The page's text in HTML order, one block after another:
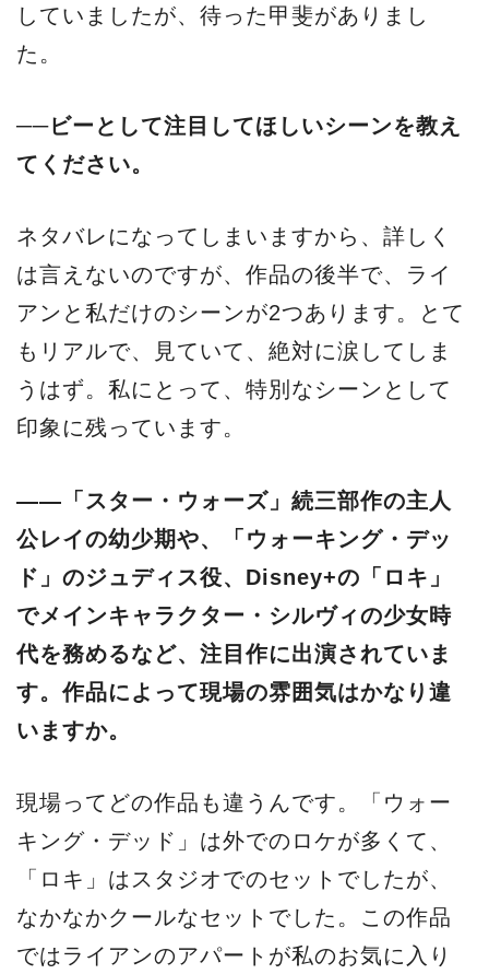
していましたが、待った甲斐がありまし
た。
──ビーとして注目してほしいシーンを教え
てください。
ネタバレになってしまいますから、詳しく
は言えないのですが、作品の後半で、ライ
アンと私だけのシーンが2つあります。とて
もリアルで、見ていて、絶対に涙してしま
うはず。私にとって、特別なシーンとして
印象に残っています。
――「スター・ウォーズ」続三部作の主人
公レイの幼少期や、「ウォーキング・デッ
ド」のジュディス役、Disney+の「ロキ」
でメインキャラクター・シルヴィの少女時
代を務めるなど、注目作に出演されていま
す。作品によって現場の雰囲気はかなり違
いますか。
現場ってどの作品も違うんです。「ウォー
キング・デッド」は外でのロケが多くて、
「ロキ」はスタジオでのセットでしたが、
なかなかクールなセットでした。この作品
ではライアンのアパートが私のお気に入り